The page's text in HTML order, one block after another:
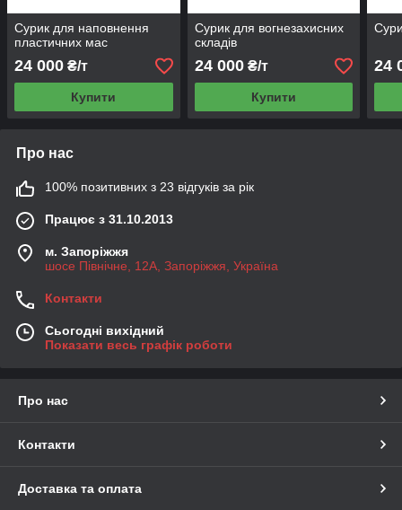
Сурик для наповнення
пластичних мас
24 000 ₴/т
Купити
Сурик для вогнезахисних
складів
24 000₴/т
Купити
24
Про нас
100% позитивних з 23 відгуків за рік
Працює з 31.10.2013
м. Запоріжжя
шосе Північне, 12А, Запоріжжя, Україна
Контакти
Сьогодні вихідний
Показати весь графік роботи
Про нас
Контакти
Доставка та оплата